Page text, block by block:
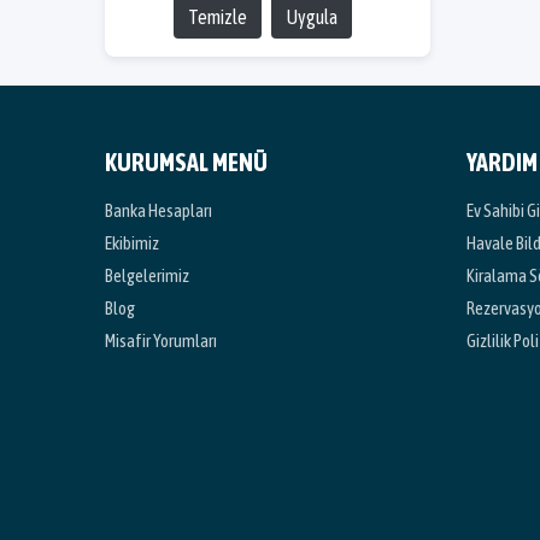
Temizle Uygula
KURUMSAL MENÜ
Banka Hesapları
Ekibimiz
Belgelerimiz
Blog
Misafir Yorumları
Ev Sahibi
Havale
Kiralama
Gizlilik